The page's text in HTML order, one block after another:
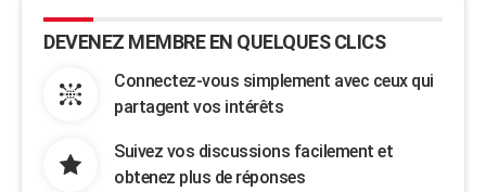
DEVENEZ MEMBRE EN QUELQUES CLICS
Connectez-vous simplement avec ceux qui
partagent vos intérêts
Suivez vos discussions facilement et
obtenez plus de réponses